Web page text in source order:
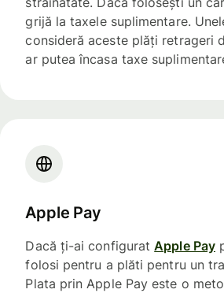
grijă la taxele suplimentare.
consideră aceste plăți retrageri
ar putea încasa taxe
Apple Pay
Dacă ți-ai configuratApple Pay
folosi pentru a plăti pentru un
Plata prin Apple Pay este o